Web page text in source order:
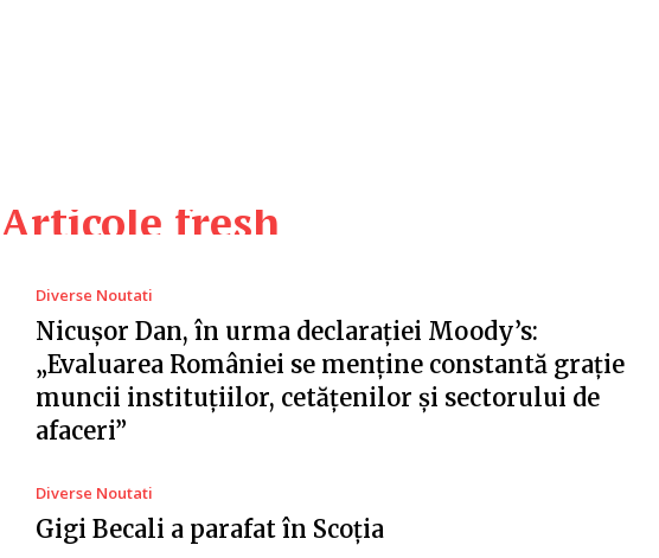
Articole fresh
Diverse Noutati
Nicușor Dan, în urma declarației Moody’s:
„Evaluarea României se menține constantă grație
muncii instituțiilor, cetățenilor și sectorului de
afaceri”
Diverse Noutati
Gigi Becali a parafat în Scoția